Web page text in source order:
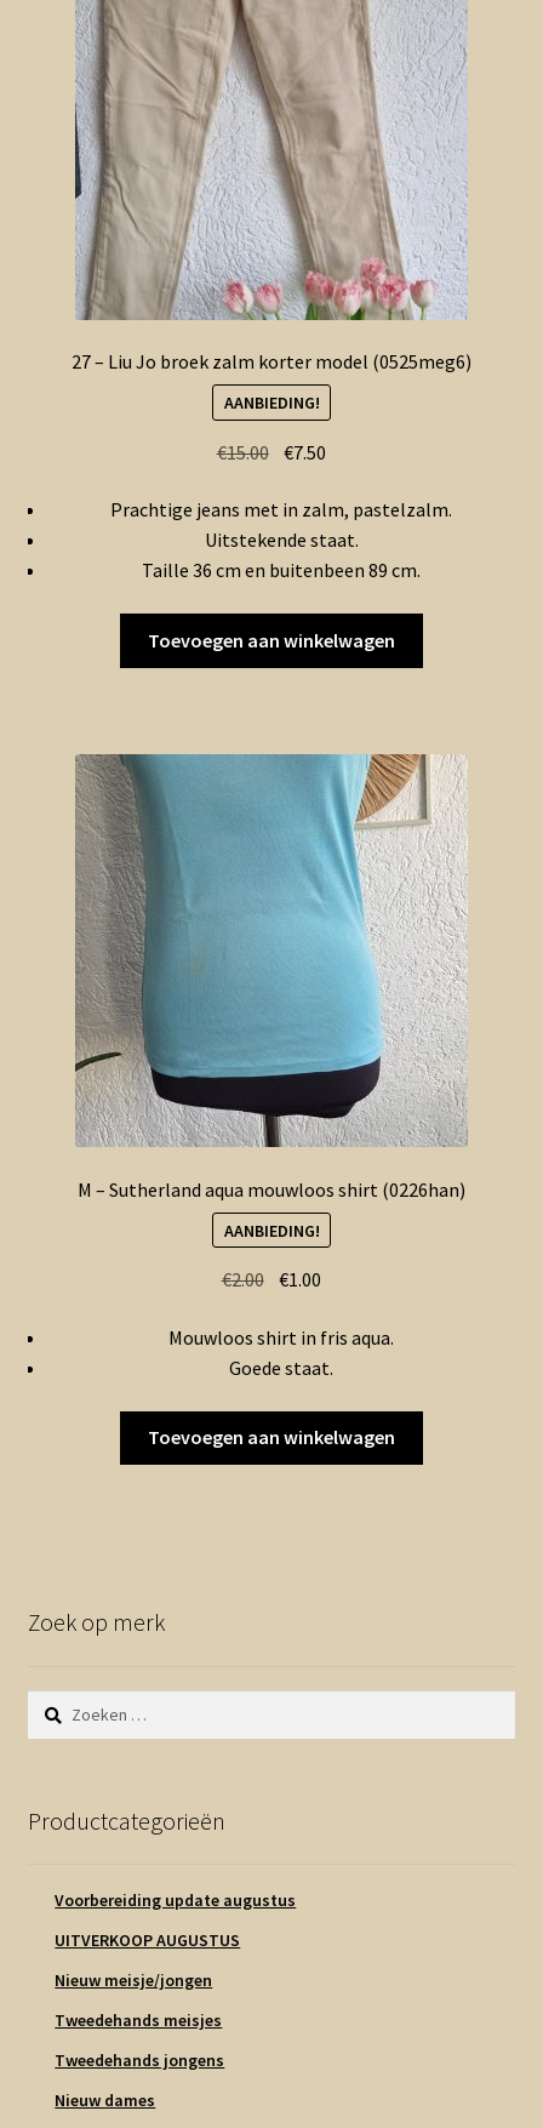
27 – Liu Jo broek zalm korter model (0525meg6)
AANBIEDING!
€15.00 Oorspronkelijke
was:
€15.00.
€7.50
is:
€7.50.
Prachtige jeans met in zalm, pastelzalm.
Uitstekende staat.
Taille 36 cm en buitenbeen 89 cm.
Toevoegen aan winkelwagen
M – Sutherland aqua mouwloos shirt (0226han)
AANBIEDING!
€2.00 Oorspronkelijke
was:
€2.00.
€1.00
is:
€1.00.
Mouwloos shirt in fris aqua.
Goede staat.
Toevoegen aan winkelwagen
Zoek op merk
Zoeken
naar:
Productcategorieën
Voorbereiding update augustus
UITVERKOOP AUGUSTUS
Nieuw meisje/jongen
Tweedehands meisjes
Tweedehands jongens
Nieuw dames